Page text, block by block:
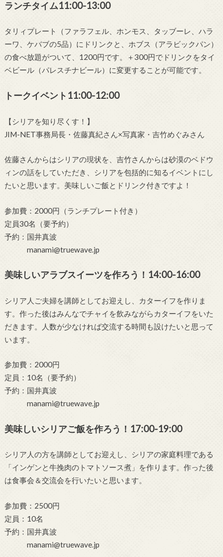
ランチタイム11:00-13:00
タリィプレート（ファラフェル、ホンモス、タッブーレ、ハラ
ーワ、ケバブの5品）にドリンクと、ホブス（アラビックパン）
の食べ放題がついて、1200円です。＋300円でドリンクをタイ
ベビール（パレスチナビール）に変更することが可能です。
トークイベント11:00-12:00
【シリアを知り尽くす！】
JIM-NET事務局長・佐藤真紀さん×写真家・吉竹めぐみさん
佐藤さんからはシリアの現状を、吉竹さんからは砂漠のベドウ
ィンの話をしていただき、シリアを包括的に知るイベントにし
たいと思います。美味しいご飯とドリンク付きですよ！
参加費：2000円（ランチプレート付き）
定員30名（要予約）
予約：国井真波
manami@truewave.jp
美味しいアラブスイーツを作ろう！14:00-16:00
シリア人ご夫婦を講師としてお迎えし、カターイフを作りま
す。作った後はみんなでチャイを飲みながらカターイフをいた
だきます。人数が少なければ交流する時間も設けたいと思って
います。
参加費：2000円
定員：10名（要予約）
予約：国井真波
manami@truewave.jp
美味しいシリアご飯を作ろう！17:00-19:00
シリア人の方を講師としてお迎えし、シリアの家庭料理である
「インゲンと牛挽肉のトマトソース煮」を作ります。作った後
は食事会＆交流会を行いたいと思います。
参加費：2500円
定員：10名
予約：国井真波
manami@truewave.jp